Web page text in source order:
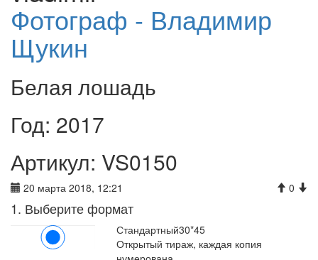
Фотограф - Владимир
Щукин
Белая лошадь
Год: 2017
Артикул: VS0150
20 марта 2018, 12:21 0
1. Выберите формат
Стандартный30*45
Открытый тираж, каждая копия